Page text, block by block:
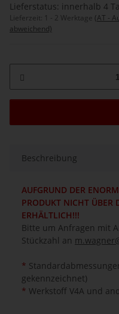
Lieferstatus: innerhalb 4
Lieferzeit: 1 - 2 Werktage (AT -
abweichend)
Beschreibung
AUFGRUND DER
PRODUKT NICHT ÜBER
ERHÄLTLICH!!!
Bitte um Anfragen mit
Stückzahl an
*
gekennzeichnet)
* Werkstoff V4A und